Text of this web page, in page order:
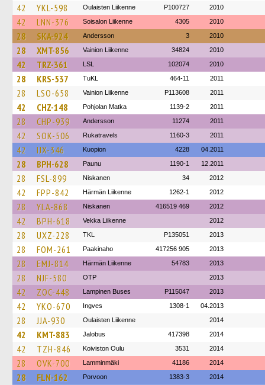
42 YKL-598 Oulaisten Liikenne P100727 2010
42 LNN-376 Soisalon Liikenne 4305 2010
28 SKA-924 Andersson 3 2010
28 XMT-856 Vainion Liikenne 34824 2010
42 TRZ-361 LSL 102074 2010
28 KRS-537 TuKL 464-11 2011
28 LSO-658 Vainion Liikenne P113608 2011
42 CHZ-148 Pohjolan Matka 1139-2 2011
28 CHP-939 Andersson 11274 2011
42 SOK-506 Rukatravels 1160-3 2011
42 IJX-346 Kuopion 4228 04.2011
28 BPH-628 Paunu 1190-1 12.2011
28 FSL-899 Niskanen 34 2012
42 FPP-842 Härmän Liikenne 1262-1 2012
28 YLA-868 Niskanen 416519 469 2012
42 BPH-618 Vekka Liikenne 2012
28 UXZ-228 TKL P135051 2013
28 FOM-261 Paakinaho 417256 905 2013
28 EMJ-814 Härmän Liikenne 54783 2013
28 NJF-580 OTP 2013
42 ZOC-448 Lampinen Buses P115047 2013
42 YKO-670 Ingves 1308-1 04.2013
28 JJA-930 Oulaisten Liikenne 2014
42 KMT-883 Jalobus 417398 2014
42 TZH-846 Koiviston Oulu 3531 2014
28 OVK-700 Lamminmäki 41186 2014
28 FLN-162 Porvoon 1383-3 2014